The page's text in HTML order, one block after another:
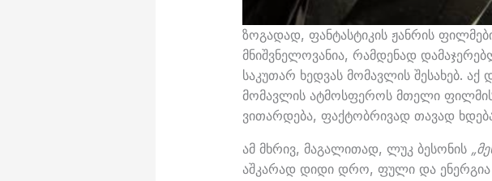
ზოგადად, ფანტასტიკის ჟანრის
მნიშვნელოვანია, რამდენად
საკუთარ ხედვას მომავლის შესახებ.
მომავლის ატმოსფეროს მთელი
ვითარდება, ფაქტობრივად თავად
ამ მხრივ, მაგალითად, ლუკ ბესონის
აშკარად დიდი დრო, ფული და